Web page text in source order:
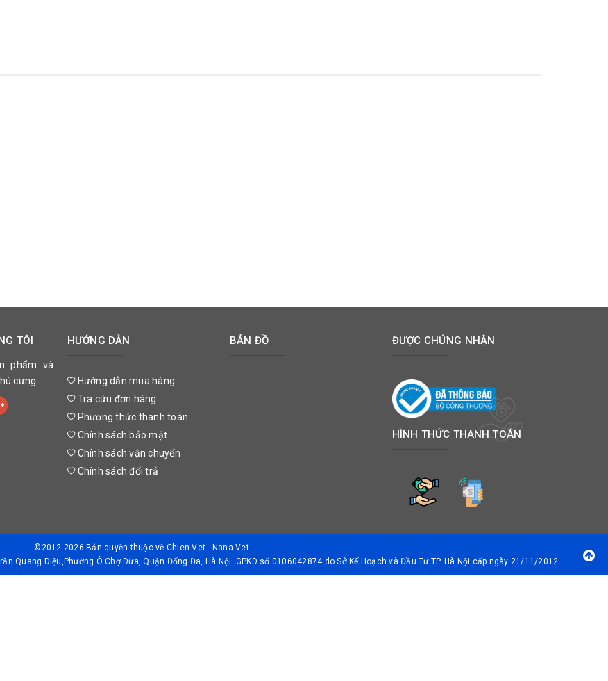
không bao giờ đưa ra bất kỳ quyết định nào làm ảnh hưởng đến chất lượng sản phẩm.
nhất cho vật nuôi của bạn.
TÔI
phẩm và
cưng
HƯỚNG DẪN
Hướng dẫn mua hàng
Tra cứu đơn hàng
Phương thức thanh toán
Chính sách bảo mật
Chính sách vận chuyển
Chính sách đổi trả
BẢN ĐỒ ĐƯỢC CHỨNG NHẬN
HÌNH THỨC THANH TOÁN
©2012-2026 Bản quyền thuộc về Chien Vet - Nana Vet
Quang Diệu,Phường Ô Chợ Dừa, Quận Đống Đa, Hà Nội. GPKD số 0106042874 do Sở Kế Hoạch và Đầu Tư TP. Hà Nội cấp ngày 21/11/2012.